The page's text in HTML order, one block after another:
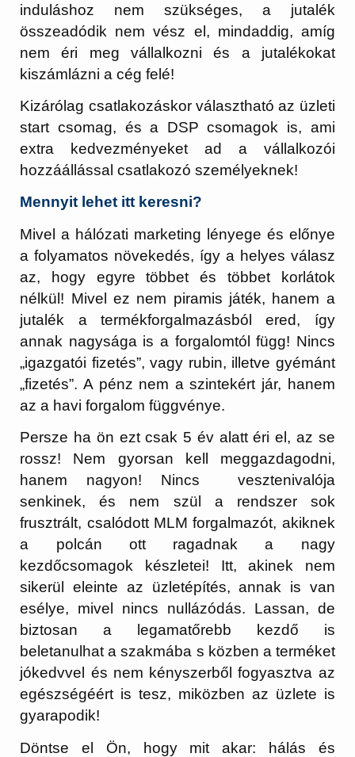
induláshoz nem szükséges, a jutalék
összeadódik nem vész el, mindaddig, amíg
nem éri meg vállalkozni és a jutalékokat
kiszámlázni a cég felé!
Kizárólag csatlakozáskor választható az üzleti
start csomag, és a DSP csomagok is, ami
extra kedvezményeket ad a vállalkozói
hozzáállással csatlakozó személyeknek!
Mennyit lehet itt keresni?
Mivel a hálózati marketing lényege és előnye
a folyamatos növekedés, így a helyes válasz
az, hogy egyre többet és többet korlátok
nélkül! Mivel ez nem piramis játék, hanem a
jutalék a termékforgalmazásból ered, így
annak nagysága is a forgalomtól függ! Nincs
„igazgatói fizetés”, vagy rubin, illetve gyémánt
„fizetés”. A pénz nem a szintekért jár, hanem
az a havi forgalom függvénye.
Persze ha ön ezt csak 5 év alatt éri el, az se
rossz! Nem gyorsan kell meggazdagodni,
hanem nagyon! Nincs vesztenivalója
senkinek, és nem szül a rendszer sok
frusztrált, csalódott MLM forgalmazót, akiknek
a polcán ott ragadnak a nagy
kezdőcsomagok készletei! Itt, akinek nem
sikerül eleinte az üzletépítés, annak is van
esélye, mivel nincs nullázódás. Lassan, de
biztosan a legamatőrebb kezdő is
beletanulhat a szakmába s közben a terméket
jókedvvel és nem kényszerből fogyasztva az
egészségéért is tesz, miközben az üzlete is
gyarapodik!
Döntse el Ön, hogy mit akar: hálás és